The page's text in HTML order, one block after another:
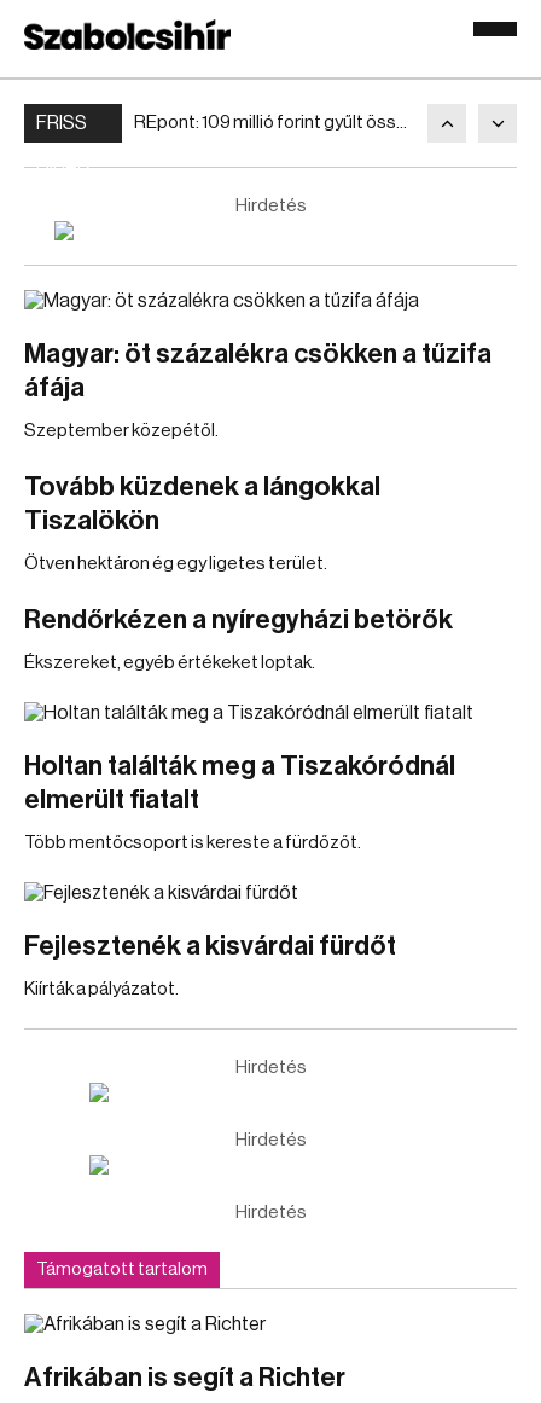
FRISS
REpont: 109 millió forint gyűlt össze a rászorulóknak
Hirdetés
Magyar: öt százalékra csökken a tűzifa
áfája
Szeptember közepétől.
Tovább küzdenek a lángokkal
Tiszalökön
Ötven hektáron ég egy ligetes terület.
Rendőrkézen a nyíregyházi betörők
Ékszereket, egyéb értékeket loptak.
Holtan találták meg a Tiszakóródnál
elmerült fiatalt
Több mentőcsoport is kereste a fürdőzőt.
Fejlesztenék a kisvárdai fürdőt
Kiírták a pályázatot.
Hirdetés
Hirdetés
Hirdetés
Támogatott tartalom
Afrikában is segít a Richter